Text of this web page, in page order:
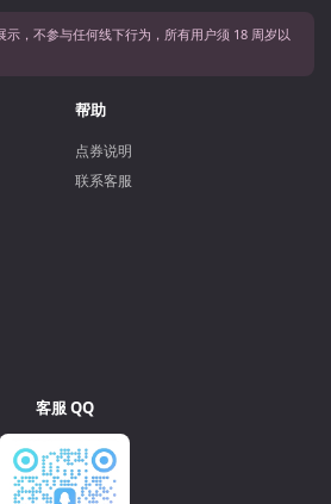
示，不参与任何线下行为，所有用户须 18 周岁以
帮助
点券说明
联系客服
客服 QQ